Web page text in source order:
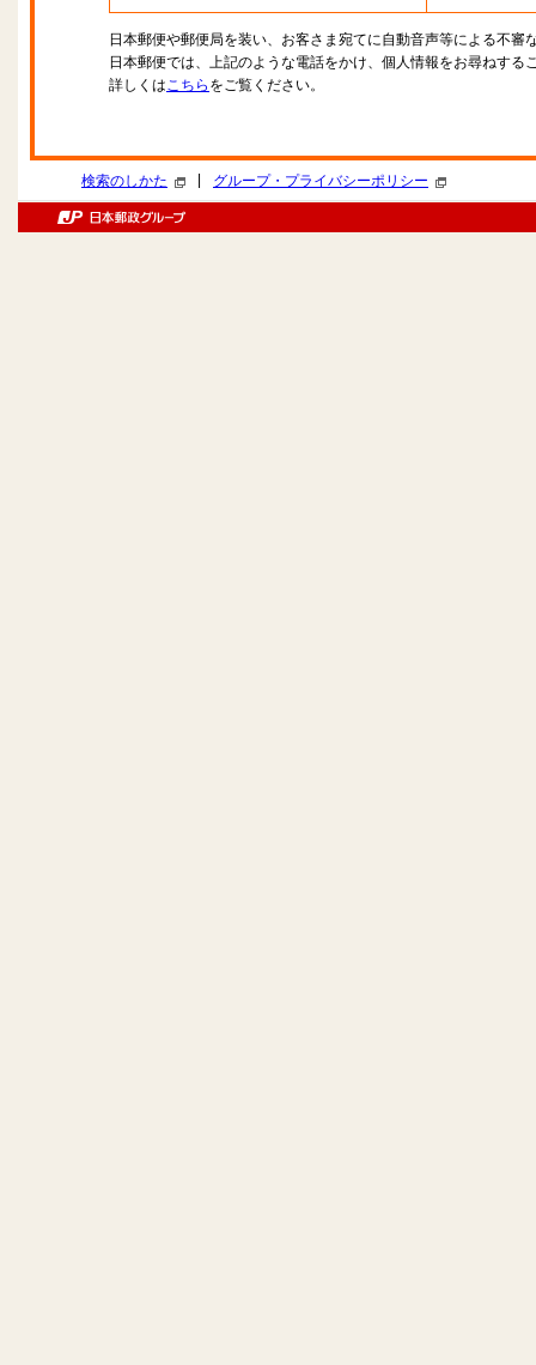
日本郵便や郵便局を装い、お客さま宛てに自動音声等による不審
日本郵便では、上記のような電話をかけ、個人情報をお尋ねする
詳しくはこちら をご覧ください。
検索のしかた グループ・プライバシーポリシー